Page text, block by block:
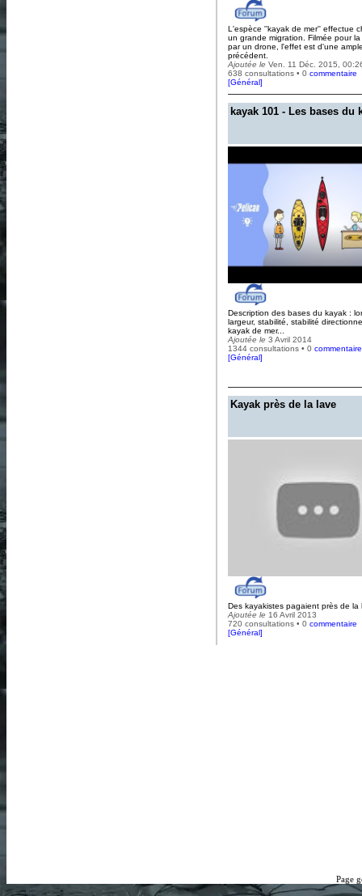
L'espèce ''kayak de mer'' effectue
un grande migration. Filmée pour la
par un drone, l'effet est d'une
précédent.
Ajoutée le Ven. 11 Déc. 2015,
638 consultations • 0 commentaire
[Général]
kayak 101 - Les bases du
Description des bases du kayak :
largeur, stabilité, stabilité
kayak de mer...
Ajoutée le 3 Avril 2014
1344 consultations • 0 commentaire
[Général]
Kayak près de la lave
Des kayakistes pagaient près de la
Ajoutée le 16 Avril 2013
720 consultations • 0 commentaire
[Général]
Page